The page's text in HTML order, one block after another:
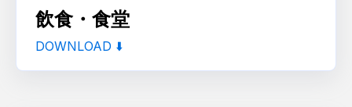
飲食・食堂
DOWNLOAD ⬇️